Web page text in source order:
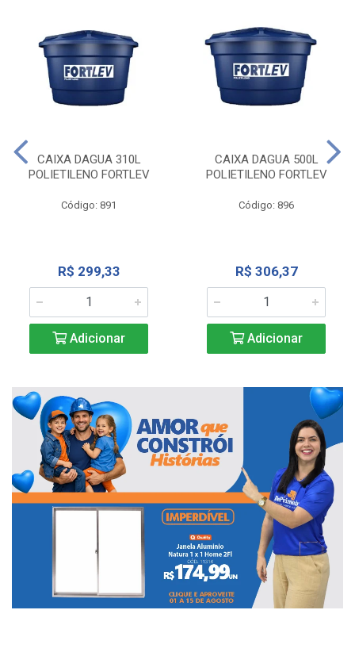
CAIXA DAGUA 310L
POLIETILENO FORTLEV
Código: 891
R$ 299,33
Adicionar
CAIXA DAGUA 500L
POLIETILENO FORTLEV
Código: 896
R$ 306,37
Adicionar